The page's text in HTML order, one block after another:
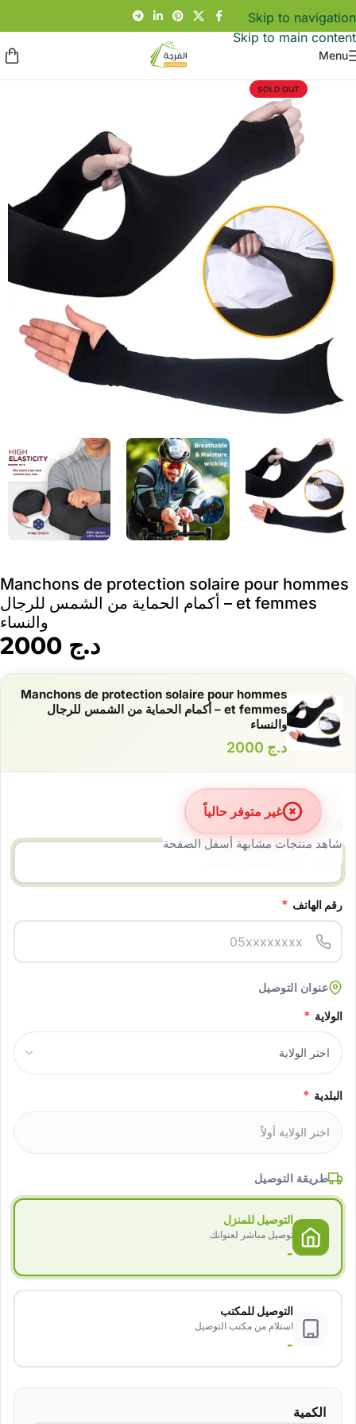
Skip to navigation
Skip to main content
Menu
SOLD OUT
Manchons de protection solaire pour hommes
et femmes – أكمام الحماية من الشمس للرجال
والنساء
د.ج
Manchons de protection solaire pour hommes
et femmes – أكمام الحماية من الشمس للرجال
والنساء
د.ج
غير متوفر حالياً
شاهد منتجات مشابهة أسفل الصفحة
معلومات الزبون
الاسم الكامل
رقم الهاتف *
عنوان التوصيل
الولاية *
البلدية *
طريقة التوصيل
التوصيل للمنزل
توصيل مباشر لعنوانك
-
التوصيل للمكتب
استلام من مكتب التوصيل
-
الكمية